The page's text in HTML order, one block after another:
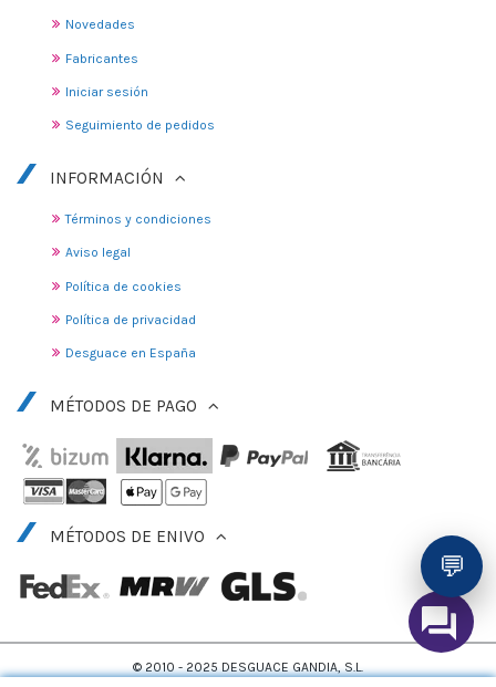
Novedades
Fabricantes
Iniciar sesión
Seguimiento de pedidos
INFORMACIÓN
Términos y condiciones
Aviso legal
Política de cookies
Política de privacidad
Desguace en España
MÉTODOS DE PAGO
MÉTODOS DE ENIVO
💬
© 2010 - 2025 DESGUACE GANDIA, S.L.